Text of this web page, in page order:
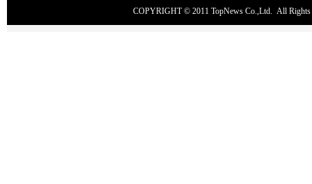
COPYRIGHT © 2011 TopNews Co.,Ltd. All